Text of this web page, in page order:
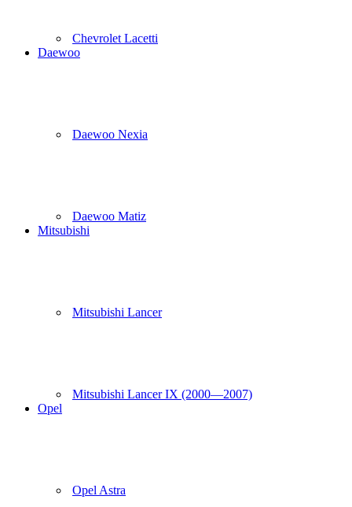
Chevrolet Lacetti
Daewoo
Daewoo Nexia
Daewoo Matiz
Mitsubishi
Mitsubishi Lancer
Mitsubishi Lancer IX (2000—2007)
Opel
Opel Astra